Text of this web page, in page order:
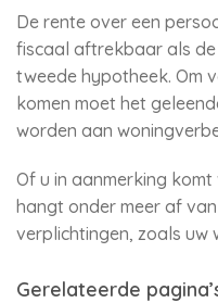
De rente over een
fiscaal aftrekbaar als
tweede hypotheek. Om
komen moet het
worden aan
Of u in aanmerking
hangt onder meer af
verplichtingen, zoals uw
Gerelateerde